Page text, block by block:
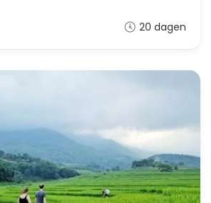
20 dagen